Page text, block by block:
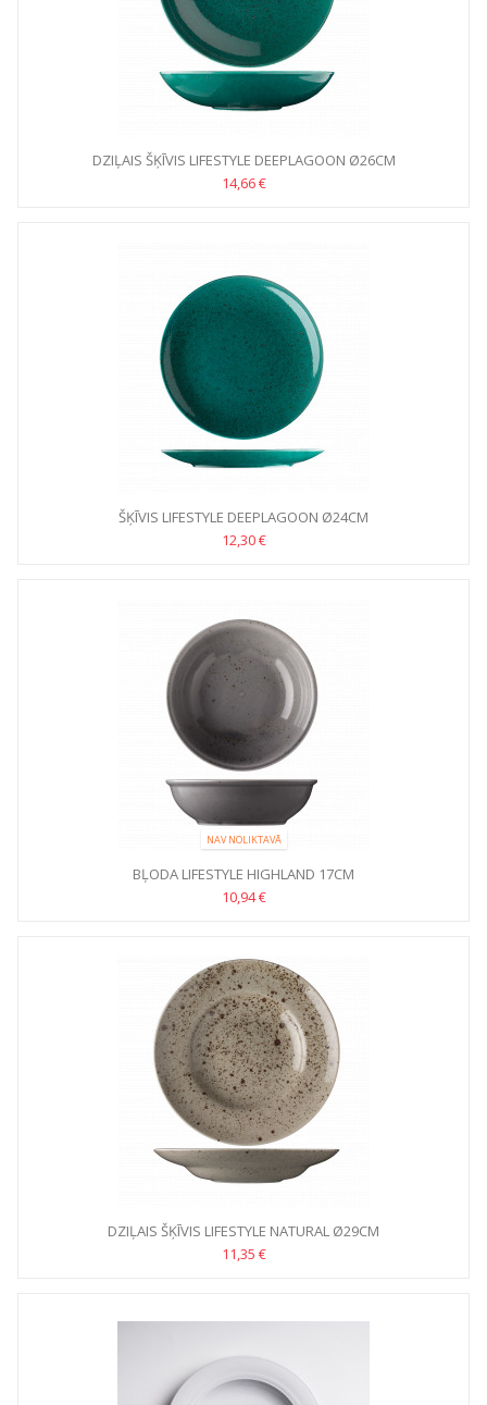
DZIĻAIS ŠĶĪVIS LIFESTYLE DEEPLAGOON Ø26CM
14,66 €
ŠĶĪVIS LIFESTYLE DEEPLAGOON Ø24CM
12,30 €
NAV NOLIKTAVĀ
BĻODA LIFESTYLE HIGHLAND 17CM
10,94 €
DZIĻAIS ŠĶĪVIS LIFESTYLE NATURAL Ø29CM
11,35 €